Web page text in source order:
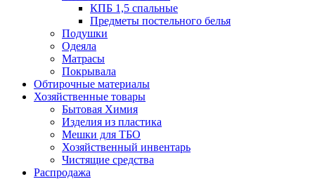
КПБ 1,5 спальные
Предметы постельного белья
Подушки
Одеяла
Матрасы
Покрывала
Обтирочные материалы
Хозяйственные товары
Бытовая Химия
Изделия из пластика
Мешки для ТБО
Хозяйственный инвентарь
Чистящие средства
Распродажа